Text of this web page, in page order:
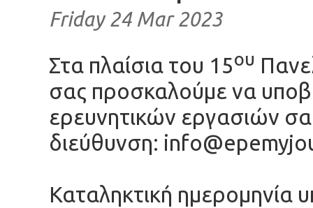
Friday 24 Mar 2023
Στα πλαίσια του 15ου
σας προσκαλούμε να
ερευνητικών εργασιών
διεύθυνση:
Καταληκτική ημερομηνία